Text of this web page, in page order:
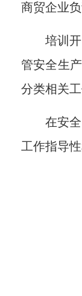
商贸企业
培训
管安全生
分类相关工
在安
工作指导性